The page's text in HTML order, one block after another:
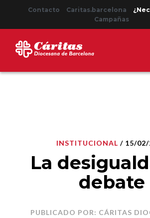
Contacto Caritas.barcelona
Campañas
INSTITUCIONAL / 15/02/
La
debate
PUBLICADO POR: CÁRITAS